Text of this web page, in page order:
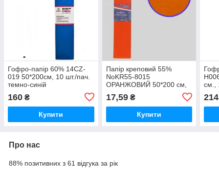
Гофро-папір 60% 14CZ-
019 50*200см, 10 шт./пач.
темно-синій
160 ₴
Купити
Папір креповий 55%
NoKR55-8015
ОРАНЖОВИЙ 50*200 см,
20 г/м2 (10 уп) ціна за 1
шт.
17,59₴
Купити
см.,
Про нас
88% позитивних з 61 відгука за рік